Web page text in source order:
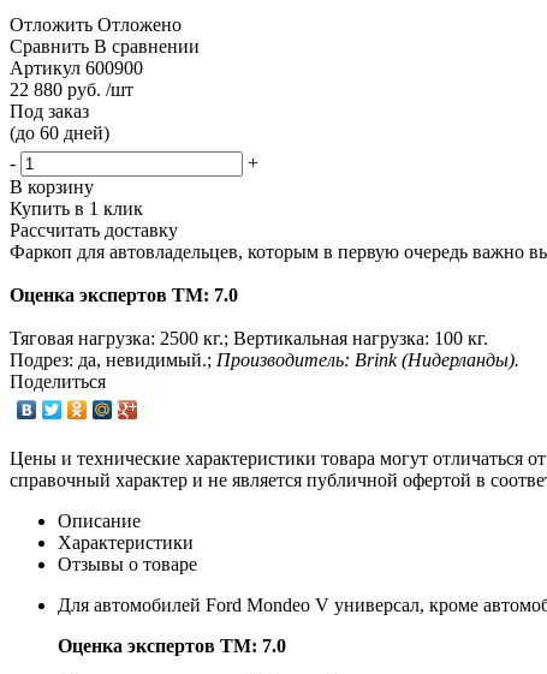
Отложить Отложено
Сравнить В сравнении
Артикул 600900
22 880 руб. /шт
Под заказ
(до 60 дней)
-
+
В корзину
Купить в 1 клик
Рассчитать доставку
Фаркоп для автовладельцев, которым в первую очередь важно
Оценка экспертов ТМ: 7.0
Тяговая нагрузка: 2500 кг.; Вертикальная нагрузка: 100 кг.
Подрез: да, невидимый.; Производитель: Brink (Нидерланды).
Поделиться
Цены и технические характеристики товара могут отличаться
справочный характер и не является публичной офертой в
Описание
Характеристики
Отзывы о товаре
Для автомобилей Ford Mondeo V универсал, кроме
Оценка экспертов ТМ: 7.0